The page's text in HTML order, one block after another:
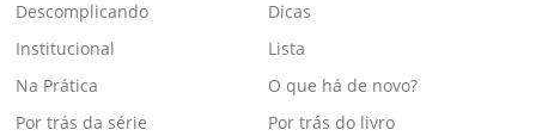
Descomplicando
Dicas
Institucional
Lista
Na Prática
O que há de novo?
Por trás da série
Por trás do livro